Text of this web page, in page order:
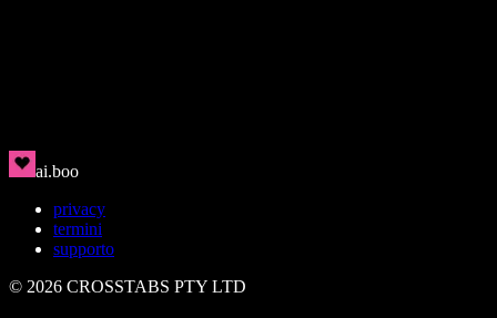
ai.boo
privacy
termini
supporto
© 2026 CROSSTABS PTY LTD